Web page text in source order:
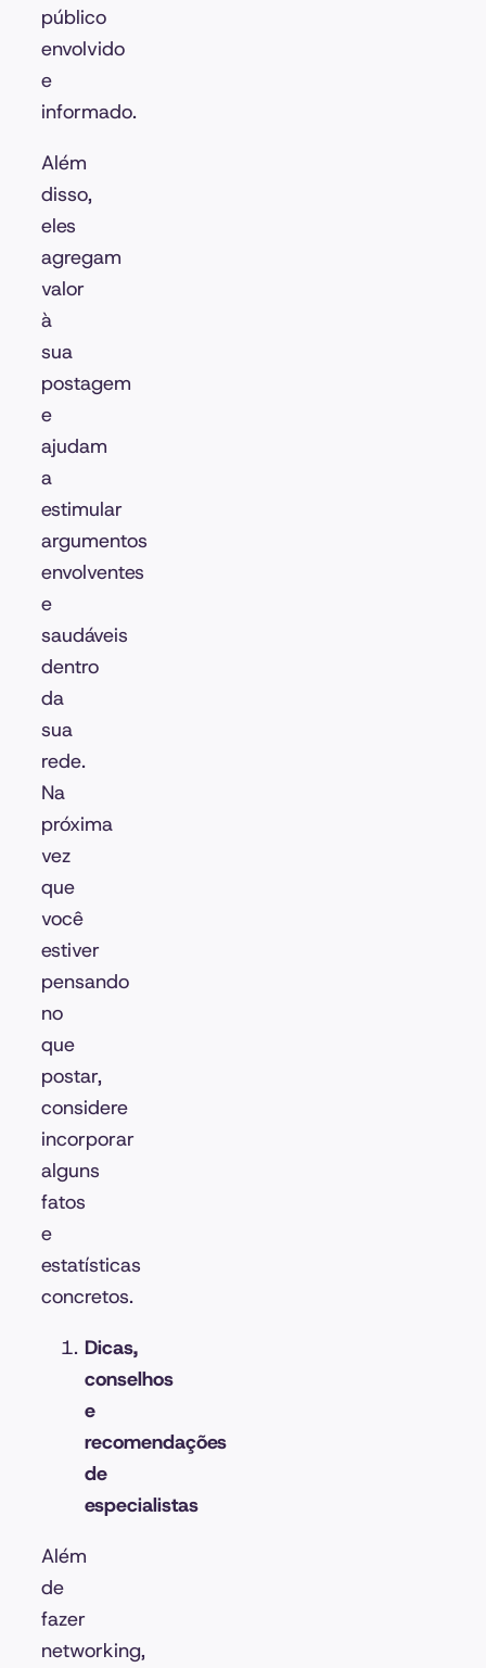
público
envolvido
e
informado.
Além
disso,
eles
agregam
valor
à
sua
postagem
e
ajudam
a
estimular
argumentos
envolventes
e
saudáveis
dentro
da
sua
rede.
Na
próxima
vez
que
você
estiver
pensando
no
que
postar,
considere
incorporar
alguns
fatos
e
estatísticas
concretos.
Dicas,
conselhos
e
recomendações
de
especialistas
Além
de
fazer
networking,